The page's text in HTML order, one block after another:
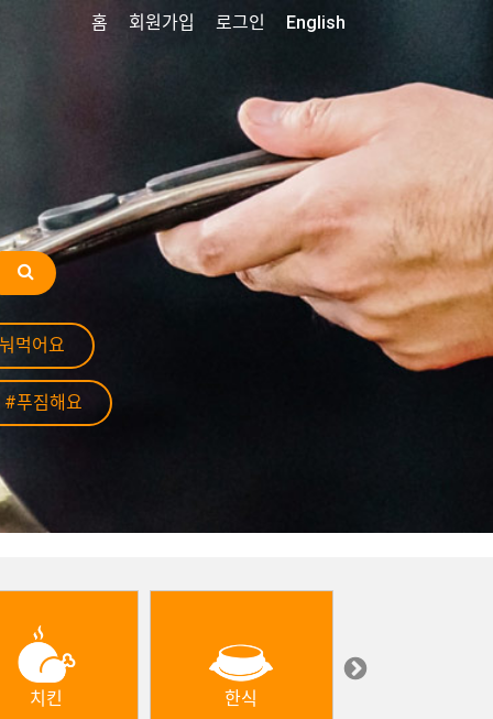
먹어요
#푸짐해요
홈 회원가입 로그인 English
치킨 한식